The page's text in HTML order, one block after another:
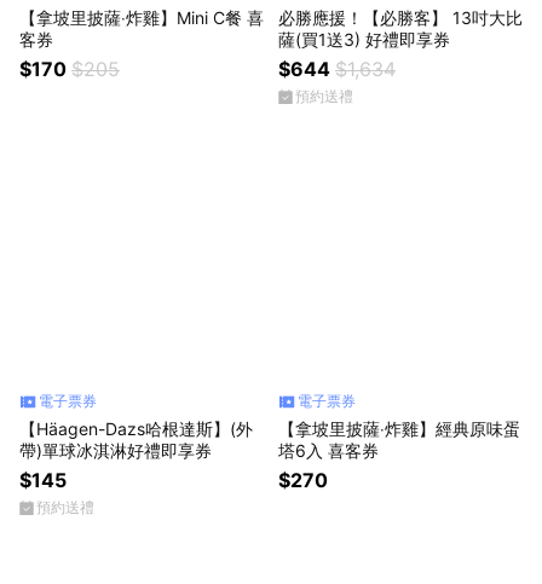
【拿坡里披薩‧炸雞】Mini C餐 喜
客券
$170 $205
必勝應援！【必勝客】 13吋大比
薩(買1送3) 好禮即享券
$644 $1,634
預約送禮
電子票券
【Häagen-Dazs哈根達斯】(外
帶)單球冰淇淋好禮即享券
$145
預約送禮
電子票券
【拿坡里披薩‧炸雞】經典原味蛋
塔6入 喜客券
$270